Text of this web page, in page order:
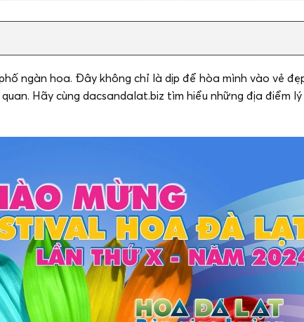
ngàn hoa. Đây không chỉ là dịp để hòa mình vào vẻ
Hãy cùng dacsandalat.biz tìm hiểu những địa